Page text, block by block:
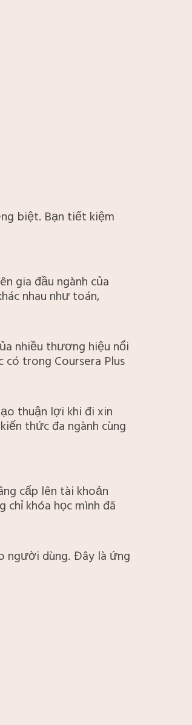
biệt. Bạn tiết kiệm
gia đầu ngành của
nhau như toán,
nhiều thương hiệu nổi
trong Coursera Plus
thuận lợi khi đi xin
thức đa ngành cùng
cấp lên tài khoản
khóa học mình đã
người dùng. Đây là ứng